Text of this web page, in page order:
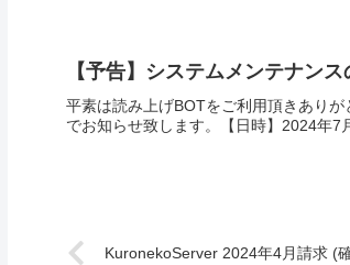
【予告】システムメンテナン
平素は読み上げBOTをご利用頂きあり
でお知らせ致します。【日時】2024年7
KuronekoServer 2024年4月請求 (